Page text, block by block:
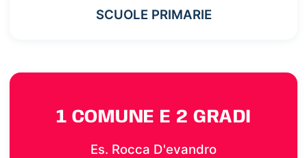
SCUOLE PRIMARIE
1 COMUNE E 2 GRADI
Es. Rocca D'evandro